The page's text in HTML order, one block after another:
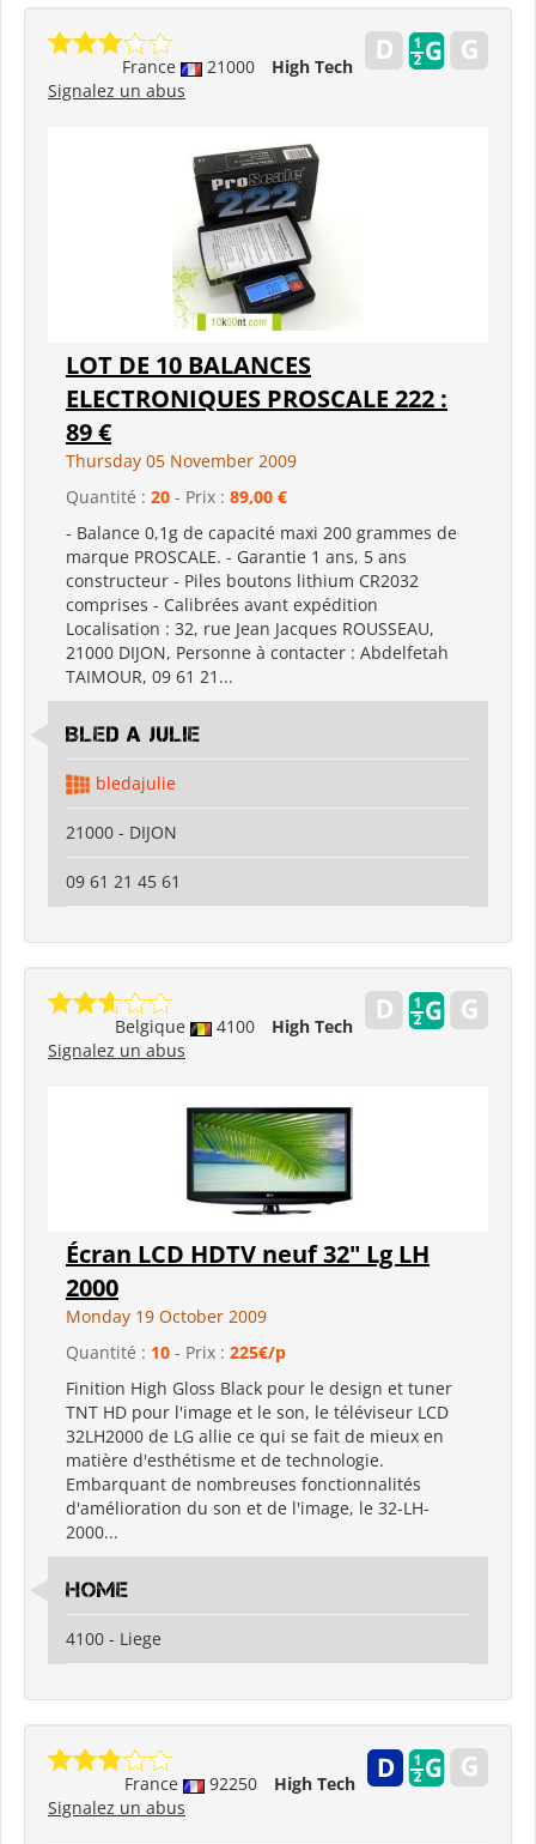
France 21000
High Tech
Signalez un abus
LOT DE 10 BALANCES
ELECTRONIQUES PROSCALE 222 :
89 €
Thursday 05 November 2009
Quantité : 20 - Prix : 89,00 €
- Balance 0,1g de capacité maxi 200 grammes de
marque PROSCALE. - Garantie 1 ans, 5 ans
constructeur - Piles boutons lithium CR2032
comprises - Calibrées avant expédition
Localisation : 32, rue Jean Jacques ROUSSEAU,
21000 DIJON, Personne à contacter : Abdelfetah
TAIMOUR, 09 61 21...
BLED A JULIE
bledajulie
21000 - DIJON
09 61 21 45 61
Belgique 4100
High Tech
Signalez un abus
Écran LCD HDTV neuf 32" Lg LH
2000
Monday 19 October 2009
Quantité : 10 - Prix : 225€/p
Finition High Gloss Black pour le design et tuner
TNT HD pour l'image et le son, le téléviseur LCD
32LH2000 de LG allie ce qui se fait de mieux en
matière d'esthétisme et de technologie.
Embarquant de nombreuses fonctionnalités
d'amélioration du son et de l'image, le 32-LH-
2000...
HOME
4100 - Liege
France 92250
High Tech
Signalez un abus